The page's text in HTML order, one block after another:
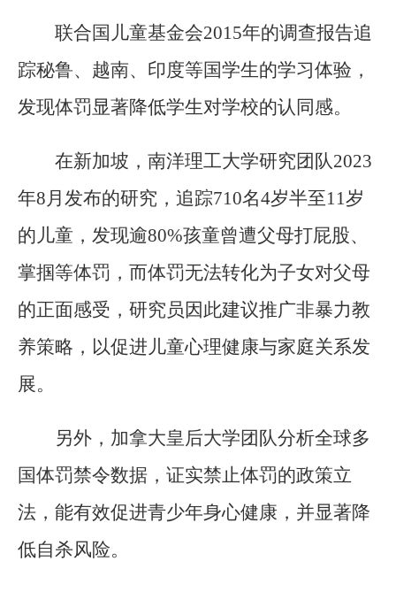
联合国儿童基金会2015年的调查报告追
踪秘鲁、越南、印度等国学生的学习体验，
发现体罚显著降低学生对学校的认同感。
在新加坡，南洋理工大学研究团队2023
年8月发布的研究，追踪710名4岁半至11岁
的儿童，发现逾80%孩童曾遭父母打屁股、
掌掴等体罚，而体罚无法转化为子女对父母
的正面感受，研究员因此建议推广非暴力教
养策略，以促进儿童心理健康与家庭关系发
展。
另外，加拿大皇后大学团队分析全球多
国体罚禁令数据，证实禁止体罚的政策立
法，能有效促进青少年身心健康，并显著降
低自杀风险。